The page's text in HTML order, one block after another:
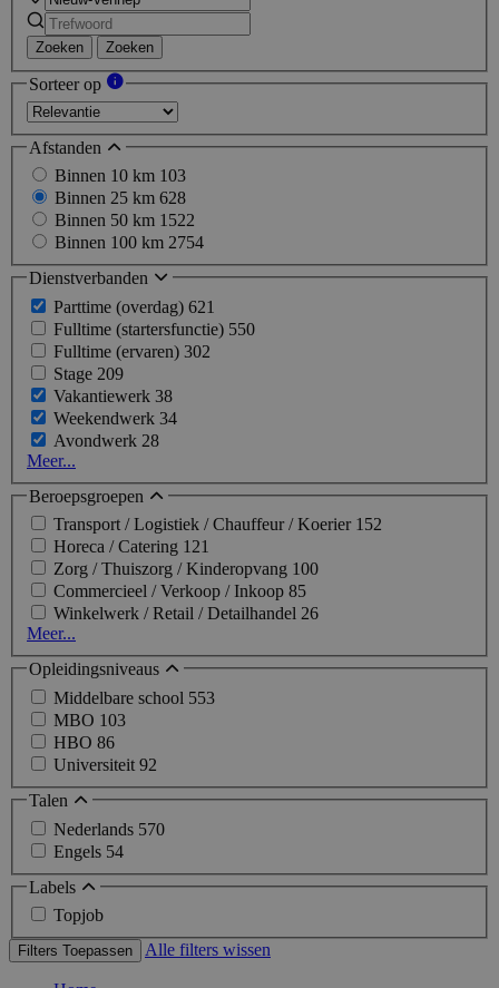
Zoeken Zoeken
Sorteer op
Afstanden
Binnen 10 km 103
Binnen 25 km 628
Binnen 50 km 1522
Binnen 100 km 2754
Dienstverbanden
Parttime (overdag) 621
Fulltime (startersfunctie) 550
Fulltime (ervaren) 302
Stage 209
Vakantiewerk 38
Weekendwerk 34
Avondwerk 28
Meer...
Beroepsgroepen
Transport / Logistiek / Chauffeur / Koerier 152
Horeca / Catering 121
Zorg / Thuiszorg / Kinderopvang 100
Commercieel / Verkoop / Inkoop 85
Winkelwerk / Retail / Detailhandel 26
Meer...
Opleidingsniveaus
Middelbare school 553
MBO 103
HBO 86
Universiteit 92
Talen
Nederlands 570
Engels 54
Labels
Topjob
Filters Toepassen Alle filters wissen